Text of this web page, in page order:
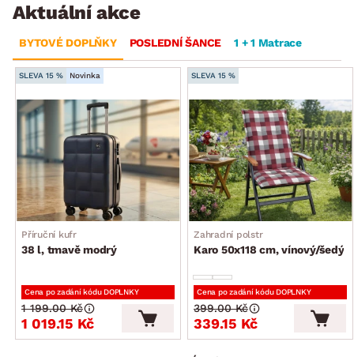
Aktuální akce
BYTOVÉ DOPLŇKY POSLEDNÍ ŠANCE 1 + 1 Matrace
SLEVA 15 % Novinka
Příruční kufr
38 l, tmavě modrý
Cena po zadání kódu DOPLNKY
1 019.15 Kč
1 199.00 Kč
SLEVA 15 %
Zahradní polstr
Karo 50x118 cm, vínový/šedý
Cena po zadání kódu DOPLNKY
339.15 Kč
399.00 Kč